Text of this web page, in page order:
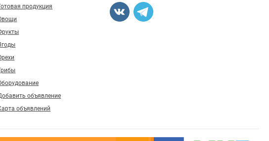
продукция
объявление
объявлений